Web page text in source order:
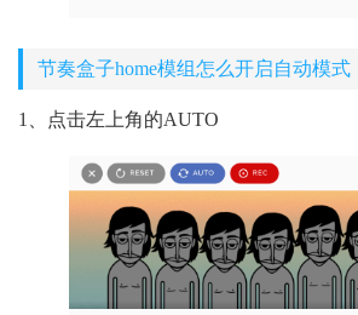
节奏盒子home模组怎么开启自动模式
1、点击左上角的AUTO